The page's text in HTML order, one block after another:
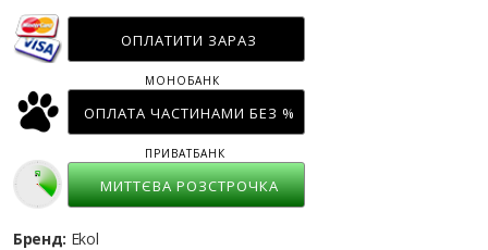
ОПЛАТИТИ ЗАРАЗ
ОПЛАТА ЧАСТИНАМИ БЕЗ %
МОНОБАНК
МИТТЄВА РОЗСТРОЧКА
ПРИВАТБАНК
Бренд: Ekol